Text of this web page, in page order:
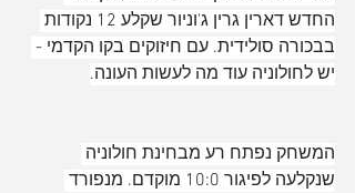
החדש דארין גרין ג'וניור שקלע 12 נקודות
בבכורה סולידית. עם חיזוקים בקו הקדמי -
יש לחולוניה עוד מה לעשות העונה.
המשחק נפתח רע מבחינת חולוניה
שנקלעה לפיגור 10:0 מוקדם. מנפורד